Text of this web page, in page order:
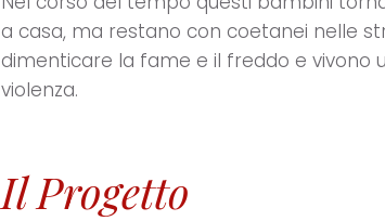
a casa, ma restano con coetanei nelle
dimenticare la fame e il freddo e vivono
violenza.
Il Progetto